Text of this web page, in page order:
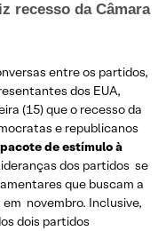
recesso da Câmara
entre os partidos,
dos EUA,
(15) que o recesso da
e republicanos
de estímulo à
dos partidos se
que buscam a
novembro. Inclusive,
dois partidos